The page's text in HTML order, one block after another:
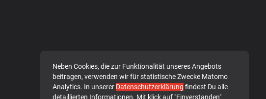
Neben Cookies, die zur Funktionalität unseres Angebots
beitragen, verwenden wir für statistische Zwecke Matomo
Analytics. In unserer Datenschutzerklärung findest Du alle
detaillierten Informationen. Mit klick auf "Einverstanden"